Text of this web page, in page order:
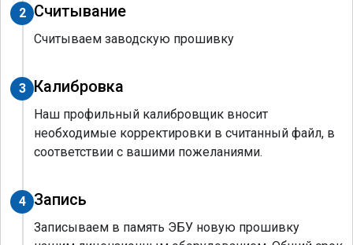
2 Считывание
Считываем заводскую прошивку
3 Калибровка
Наш профильный калибровщик вносит
необходимые корректировки в считанный файл, в
соответствии с вашими пожеланиями.
4 Запись
Записываем в память ЭБУ новую прошивку